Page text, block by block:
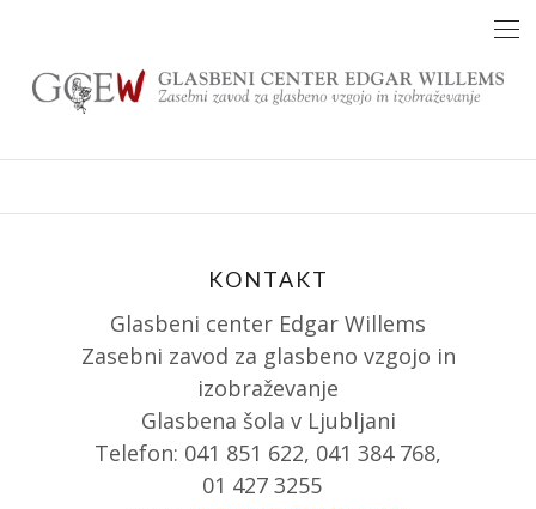
content
KONTAKT
Glasbeni center Edgar Willems
Zasebni zavod za glasbeno vzgojo in
izobraževanje
Glasbena šola v Ljubljani
Telefon: 041 851 622, 041 384 768,
01 427 3255